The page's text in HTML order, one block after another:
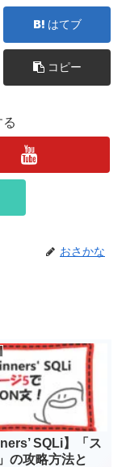
はてブ
コピー
おさかな
SQLi】「ス
の攻略方法と